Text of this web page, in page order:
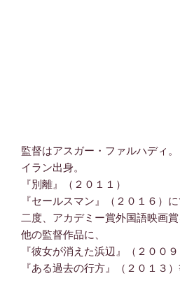
監督はアスガー・ファルハディ。
イラン出身。
『別離』（２０１１）
『セールスマン』（２０１６）に
二度、アカデミー賞外国語映画賞
他の監督作品に、
『彼女が消えた浜辺』（２００９
『ある過去の行方』（２０１３）